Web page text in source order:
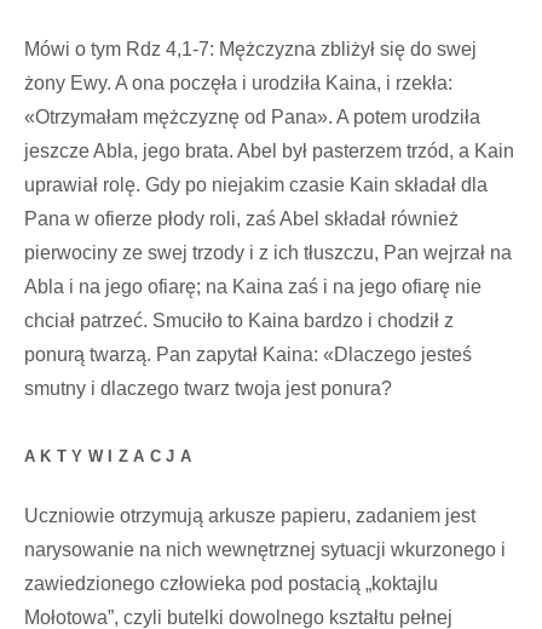
Mówi o tym Rdz 4,1-7: Mężczyzna zbliżył się do swej
żony Ewy. A ona poczęła i urodziła Kaina, i rzekła:
«Otrzymałam mężczyznę od Pana». A potem urodziła
jeszcze Abla, jego brata. Abel był pasterzem trzód, a Kain
uprawiał rolę. Gdy po niejakim czasie Kain składał dla
Pana w ofierze płody roli, zaś Abel składał również
pierwociny ze swej trzody i z ich tłuszczu, Pan wejrzał na
Abla i na jego ofiarę; na Kaina zaś i na jego ofiarę nie
chciał patrzeć. Smuciło to Kaina bardzo i chodził z
ponurą twarzą. Pan zapytał Kaina: «Dlaczego jesteś
smutny i dlaczego twarz twoja jest ponura?
AKTYWIZACJA
Uczniowie otrzymują arkusze papieru, zadaniem jest
narysowanie na nich wewnętrznej sytuacji wkurzonego i
zawiedzionego człowieka pod postacią „koktajlu
Mołotowa”, czyli butelki dowolnego kształtu pełnej